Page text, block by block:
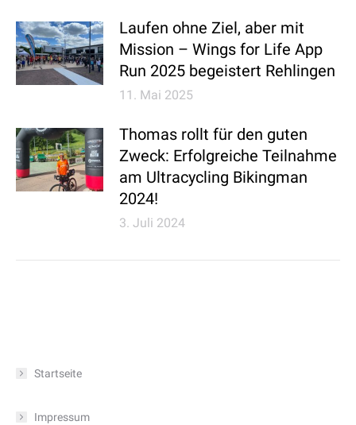
Laufen ohne Ziel, aber mit
Mission – Wings for Life App
Run 2025 begeistert Rehlingen
11. Mai 2025
Thomas rollt für den guten
Zweck: Erfolgreiche Teilnahme
am Ultracycling Bikingman
2024!
3. Juli 2024
Startseite
Impressum